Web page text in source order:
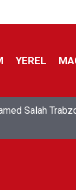
YEREL
Salah